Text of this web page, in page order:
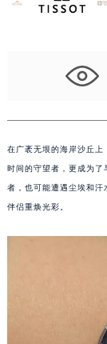
在广袤无垠的海岸沙丘上
时间的守望者，更成为了
者，也可能遭遇尘埃和汗
伴侣重焕光彩。